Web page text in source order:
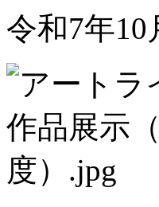
令和7年10